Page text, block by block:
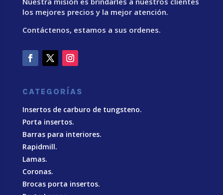
los mejores precios y la mejor atención.
Contáctenos, estamos a sus ordenes.
CATEGORÍAS
Insertos de carburo de tungsteno.
Porta insertos.
Barras para interiores.
Rapidmill.
Lamas.
Coronas.
Brocas porta insertos.